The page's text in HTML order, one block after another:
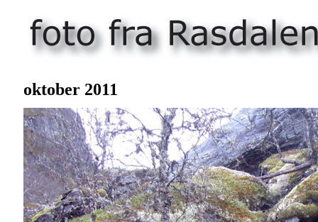
oktober 2011